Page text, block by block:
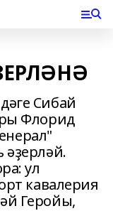
Сибай
Флорид
әҙерләй.
ул
кавалерия
Геройы,